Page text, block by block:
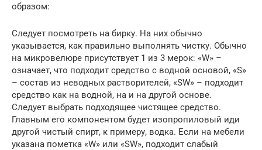
образом:
Следует посмотреть на бирку. На них обычно
указывается, как правильно выполнять чистку. Обычно
на микровелюре присутствует 1 из 3 мерок: «W» –
означает, что подходит средство с водной основой, «S»
– состав из неводных растворителей, «SW» – подходит
средство как на водной, на и на другой основе.
Следует выбрать подходящее чистящее средство.
Главным его компонентом будет изопропиловый иди
другой чистый спирт, к примеру, водка. Если на мебели
указана пометка «W» или «SW», подходит слабый